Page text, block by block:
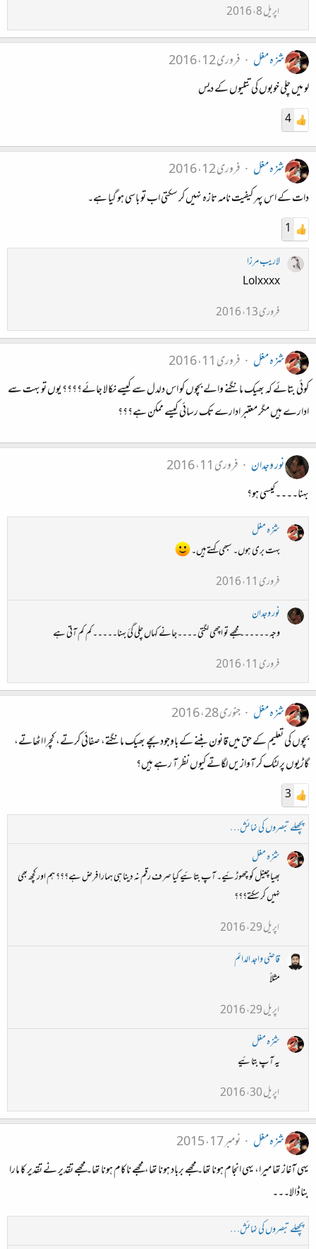
اپریل 8، 2016
شزہ مغل
فروری 12، 2016
لو میں چلی خوبوں کی تتلیوں کے دیس
4
شزہ مغل
فروری 12، 2016
دات کے اس پہر کیفیت نامہ تازہ نہیں کر سکتی اب تو باسی ہو گیا ہے۔
1
لاریب مرزا
Lolxxxx
فروری 13، 2016
شزہ مغل
فروری 11، 2016
کوئی بتائے کہ بھیک مانگنے والے بچوں کو اس دلدل سے کیسے نکالا جائے؟؟؟؟ یوں تو بہت سے
ادارے ہیں مگر معتبر ادارے تک رسائی کیسے ممکن ہے؟؟؟
نور وجدان
فروری 11، 2016
بہنا۔۔۔۔کیسی ہو؟
شزہ مغل
بہت بری ہوں۔ سبھی کہتے ہیں۔
فروری 11، 2016
نور وجدان
وجہ ۔۔۔۔۔۔مجھے تو اچھی لگتی ۔۔۔۔جانے کہاں چلی گئ بہنا۔۔۔۔۔کم کم آتی ہے
فروری 11، 2016
شزہ مغل
جنوری 28، 2016
بچوں کی تعلیم کے حق میں قانون بننے کے باوجود بچے بھیک مانگتے، صفائی کرتے، کچرا اٹھاتے،
گاڑیوں پر لٹک کر آوازیں لگاتے کیوں نظر آ رہے ہیں؟
3
پچھلے تبصروں کی نمائش…
شزہ مغل
بھیا چینل کو چھوڑئیے۔ آپ بتائیے کیا صرف رقم نہ دینا ہی ہمارا فرض ہے؟؟؟ ہم اور کچھ بھی
نہیں کر سکتے؟؟؟
اپریل 29، 2016
قاضی واجد الدائم
مثلاً
اپریل 29، 2016
شزہ مغل
یہ آپ بتائیے
اپریل 30، 2016
شزہ مغل
نومبر 17، 2015
یہی آغاز تھا میرا، یہی انجام ہونا تھا۔مجھے برباد ہونا تھا، مجھے ناکام ہونا تھا۔مجھے تقدیر نے تقدیر کا مارا
بنا ڈالا۔۔۔
پچھلے تبصروں کی نمائش…